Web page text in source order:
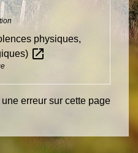
physiques,
open_in_new
erreur sur cette page